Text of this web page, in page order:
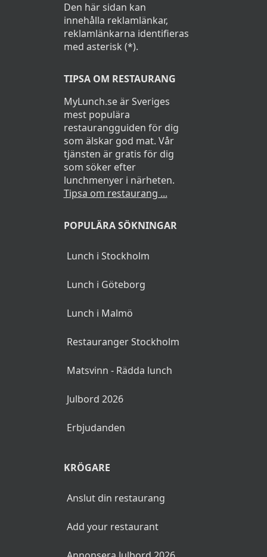
Den här sidan kan
innehålla reklamlänkar,
reklamlänkarna identifieras
med asterisk (*).
TIPSA OM RESTAURANG
MyLunch.se är Sveriges
mest populära
restaurangguiden för dig
som älskar god mat. Vår
tjänsten är gratis för dig
som söker efter
lunchmenyer i närheten.
Tipsa om restaurang ...
POPULÄRA SÖKNINGAR
Lunch i Stockholm
Lunch i Göteborg
Lunch i Malmö
Restauranger Stockholm
Matsvinn - Rädda lunch
Julbord 2026
Erbjudanden
KRÖGARE
Anslut din restaurang
Add your restaurant